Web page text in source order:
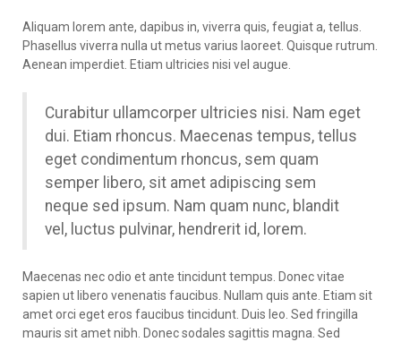
Aliquam lorem ante, dapibus in, viverra quis, feugiat a, tellus.
Phasellus viverra nulla ut metus varius laoreet. Quisque rutrum.
Aenean imperdiet. Etiam ultricies nisi vel augue.
Curabitur ullamcorper ultricies nisi. Nam eget
dui. Etiam rhoncus. Maecenas tempus, tellus
eget condimentum rhoncus, sem quam
semper libero, sit amet adipiscing sem
neque sed ipsum. Nam quam nunc, blandit
vel, luctus pulvinar, hendrerit id, lorem.
Maecenas nec odio et ante tincidunt tempus. Donec vitae
sapien ut libero venenatis faucibus. Nullam quis ante. Etiam sit
amet orci eget eros faucibus tincidunt. Duis leo. Sed fringilla
mauris sit amet nibh. Donec sodales sagittis magna. Sed